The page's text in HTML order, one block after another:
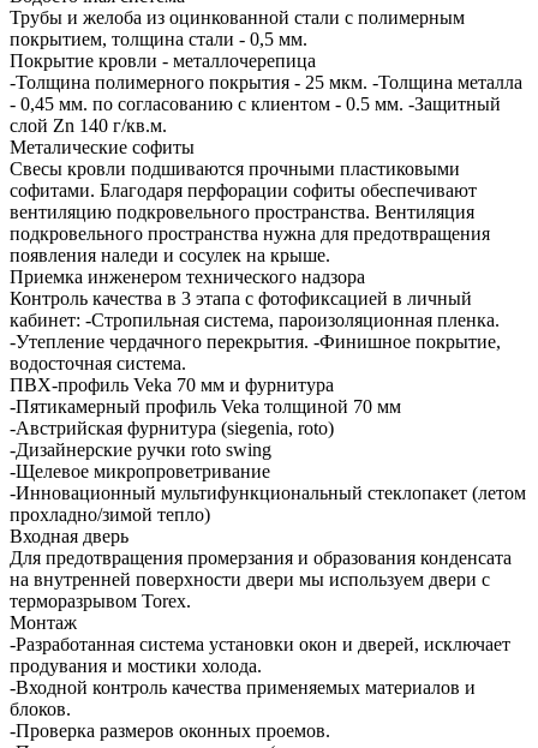
Трубы и желоба из оцинкованной стали с полимерным
покрытием, толщина стали - 0,5 мм.
Покрытие кровли - металлочерепица
-Толщина полимерного покрытия - 25 мкм. -Толщина металла
- 0,45 мм. по согласованию с клиентом - 0.5 мм. -Защитный
слой Zn 140 г/кв.м.
Металические софиты
Свесы кровли подшиваются прочными пластиковыми
софитами. Благодаря перфорации софиты обеспечивают
вентиляцию подкровельного пространства. Вентиляция
подкровельного пространства нужна для предотвращения
появления наледи и сосулек на крыше.
Приемка инженером технического надзора
Контроль качества в 3 этапа с фотофиксацией в личный
кабинет: -Стропильная система, пароизоляционная пленка.
-Утепление чердачного перекрытия. -Финишное покрытие,
водосточная система.
ПВХ-профиль Veka 70 мм и фурнитура
-Пятикамерный профиль Veka толщиной 70 мм
-Австрийская фурнитура (siegenia, roto)
-Дизайнерские ручки roto swing
-Щелевое микропроветривание
-Инновационный мультифункциональный стеклопакет (летом
прохладно/зимой тепло)
Входная дверь
Для предотвращения промерзания и образования конденсата
на внутренней поверхности двери мы используем двери с
терморазрывом Torex.
Монтаж
-Разработанная система установки окон и дверей, исключает
продувания и мостики холода.
-Входной контроль качества применяемых материалов и
блоков.
-Проверка размеров оконных проемов.